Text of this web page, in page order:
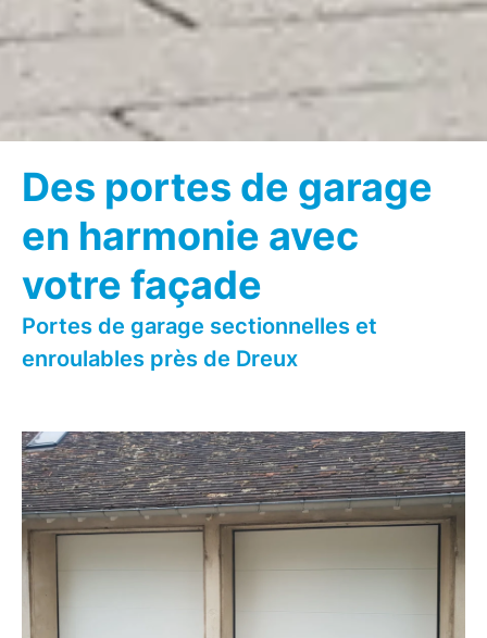
Portes de garage sectionnelles et
enroulables près de Dreux
Des portes de garage
en harmonie avec
votre façade